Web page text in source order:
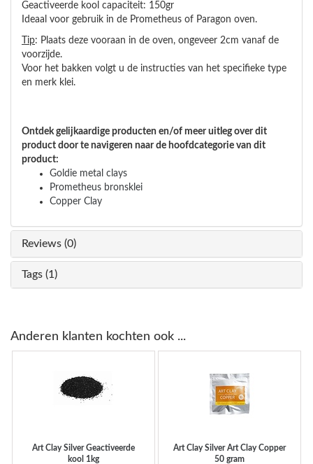
Geactiveerde kool capaciteit: 150gr
Ideaal voor gebruik in de Prometheus of Paragon oven.
Tip: Plaats deze vooraan in de oven, ongeveer 2cm vanaf de
voorzijde.
Voor het bakken volgt u de instructies van het specifieke type
en merk klei.
Ontdek gelijkaardige producten en/of meer uitleg over dit
product door te navigeren naar de hoofdcategorie van dit
product:
Goldie metal clays
Prometheus bronsklei
Copper Clay
Reviews (0)
Tags (1)
Anderen klanten kochten ook ...
Art Clay SilverGeactiveerde
kool 1kg
Art Clay SilverArt Clay Copper
50 gram